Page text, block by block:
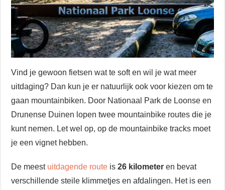
Vind je gewoon fietsen wat te soft en wil je wat meer
uitdaging? Dan kun je er natuurlijk ook voor kiezen om te
gaan mountainbiken. Door Nationaal Park de Loonse en
Drunense Duinen lopen twee mountainbike routes die je
kunt nemen. Let wel op, op de mountainbike tracks moet
je een vignet hebben.
De meest uitdagende route is26 kilometer en bevat
verschillende steile klimmetjes en afdalingen. Het is een